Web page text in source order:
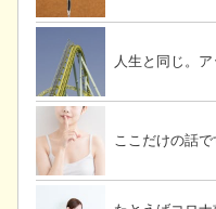
人生と同じ。
ここだけの話